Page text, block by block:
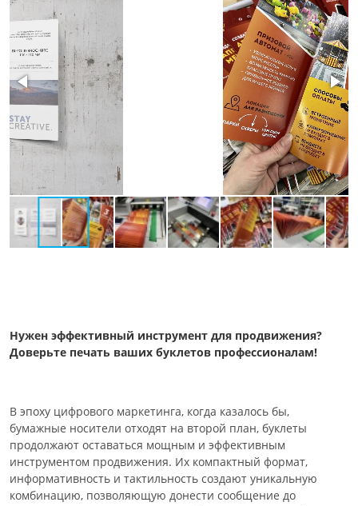
Нужен эффективный инструмент для продвижения?
Доверьте печать ваших буклетов профессионалам!
В эпоху цифрового маркетинга, когда казалось бы,
бумажные носители отходят на второй план, буклеты
продолжают оставаться мощным и эффективным
инструментом продвижения. Их компактный формат,
информативность и тактильность создают уникальную
комбинацию, позволяющую донести сообщение до